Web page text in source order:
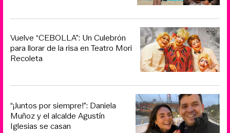
Vuelve “CEBOLLA”: Un Culebrón
para llorar de la risa en Teatro Mori
Recoleta
“¡Juntos por siempre!”: Daniela
Muñoz y el alcalde Agustín
Iglesias se casan